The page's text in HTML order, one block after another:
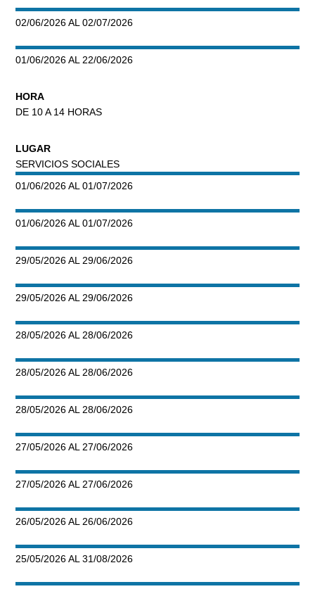
02/06/2026 AL 02/07/2026
01/06/2026 AL 22/06/2026
HORA
DE 10 A 14 HORAS
LUGAR
SERVICIOS SOCIALES
01/06/2026 AL 01/07/2026
01/06/2026 AL 01/07/2026
29/05/2026 AL 29/06/2026
29/05/2026 AL 29/06/2026
28/05/2026 AL 28/06/2026
28/05/2026 AL 28/06/2026
28/05/2026 AL 28/06/2026
27/05/2026 AL 27/06/2026
27/05/2026 AL 27/06/2026
26/05/2026 AL 26/06/2026
25/05/2026 AL 31/08/2026